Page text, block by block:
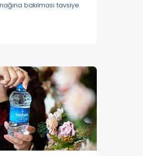
bakılması tavsiye